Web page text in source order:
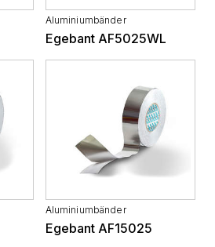
Aluminiumbänder
Egebant AF5025WL
Aluminiumbänder
Egebant AF15025